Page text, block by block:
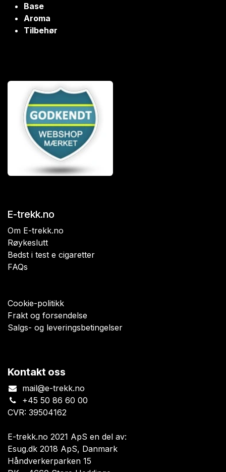
Base
Aroma
Tilbehør
E-trekk.no
Om E-trekk.no
Røykeslutt
Bedst i test e cigaretter
FAQs
Cookie-politikk
Frakt og forsendelse
Salgs- og leveringsbetingelser
Kontakt oss
mail@e-trekk.no
+45 50 86 60 00
CVR: 39504162
E-trekk.no 2021 ApS en del av:
Esug.dk 2018 ApS, Danmark
Håndverkerparken 15